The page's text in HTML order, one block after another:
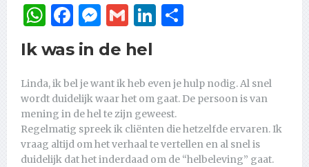
WhatsApp
Facebook
Messenger
GmailLinkedIn
Ik was in de hel
Linda, ik bel je want ik heb even je hulp nodig. Al snel
wordt duidelijk waar het om gaat. De persoon is van
mening in de hel te zijn geweest.
Regelmatig spreek ik cliënten die hetzelfde ervaren. Ik
vraag altijd om het verhaal te vertellen en al snel is
duidelijk dat het inderdaad om de “helbeleving” gaat.